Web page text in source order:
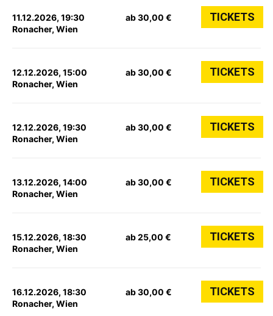
11.12.2026, 19:30
Ronacher, Wien
ab 30,00 € TICKETS
12.12.2026, 15:00
Ronacher, Wien
ab 30,00 € TICKETS
12.12.2026, 19:30
Ronacher, Wien
ab 30,00 € TICKETS
13.12.2026, 14:00
Ronacher, Wien
ab 30,00 € TICKETS
15.12.2026, 18:30
Ronacher, Wien
ab 25,00 € TICKETS
16.12.2026, 18:30
Ronacher, Wien
ab 30,00 € TICKETS